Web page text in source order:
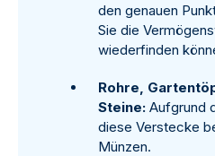
den genauen
Sie die
wiederfinden
Rohre,
Steine: Aufgrund
diese Verstecke
Münzen.